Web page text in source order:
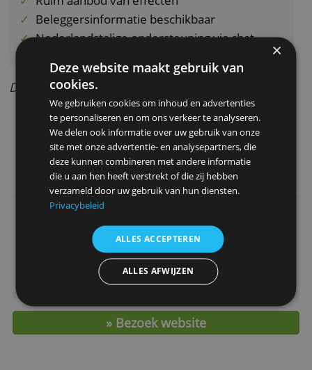
Meer dan 3.600 ETF’s (ook dividend-ETF's)
Futures
Opties
Bijzondere aspecten
Beleggen tegen lage kosten
Ruim aanbod van effecten
Beleggersinformatie beschikbaar
Nederlandstalige ondersteuning via chat,
mail en telefoon
Door Redactie Bankenvergelijking
> Open hier een account
Deze website maakt gebruik van
cookies.
We gebruiken cookies om inhoud en advertenties
te personaliseren en om ons verkeer te analyseren.
We delen ook informatie over uw gebruik van onze
site met onze advertentie- en analysepartners, die